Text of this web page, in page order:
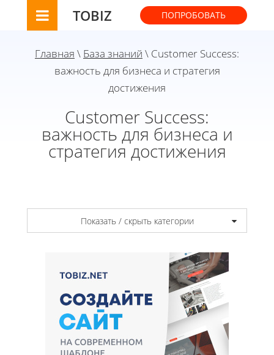
TOBIZ ПОПРОБОВАТЬ
Главная \ База знаний \ Customer Success:
важность для бизнеса и стратегия
достижения
Customer Success:
важность для бизнеса и
стратегия достижения
Показать / скрыть категории